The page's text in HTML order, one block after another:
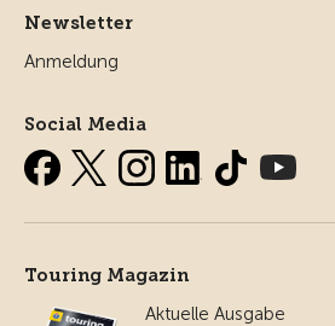
Newsletter
Anmeldung
Social Media
Touring Magazin
Aktuelle Ausgabe